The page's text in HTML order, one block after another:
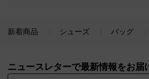
新着商品 シューズ バッグ
ニュースレターで最新情報をお届